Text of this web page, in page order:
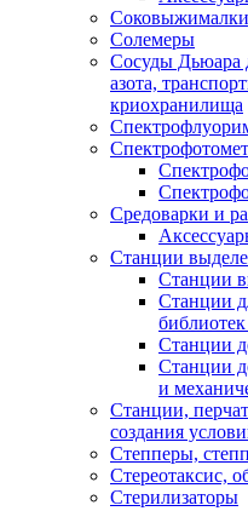
Солемеры
Сосуды Дьюара
азота,
криохранилища
Средоварки и
Станции
Станции
Станции
Станции
Станции
и
Станции,
создания
Степперы,
Стереотаксис,
Стерилизаторы